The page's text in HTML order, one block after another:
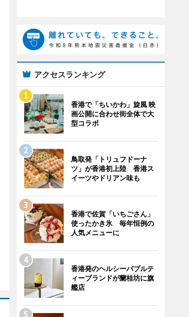
アクセスランキング
香港で「ちいかわ」旋風 映
画公開に合わせ街全体で大
型コラボ
鳥取発「トリュフドーナ
ツ」が香港初上陸 香港ス
イーツやドリアン味も
香港で佐賀「いちごさん」
使ったかき氷 毎年恒例の
人気メニューに
香港発のヘルシーバブルテ
ィーブランドが蘭桂坊に旗
艦店